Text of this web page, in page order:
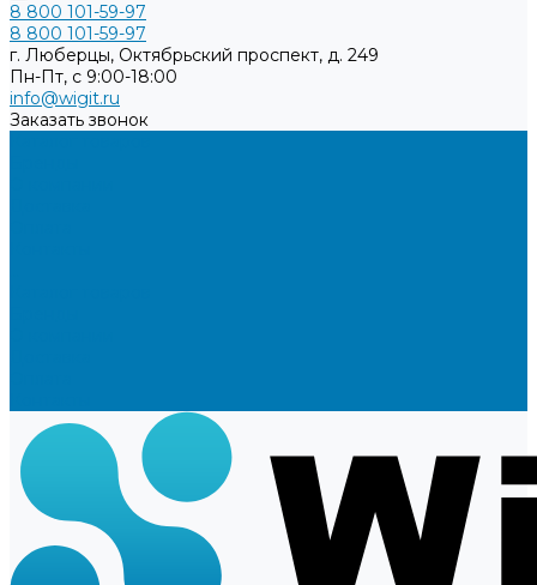
8 800 101-59-97
8 800 101-59-97
г. Люберцы, Октябрьский проспект, д. 249
Пн-Пт, с 9:00-18:00
info@wigit.ru
Заказать звонок